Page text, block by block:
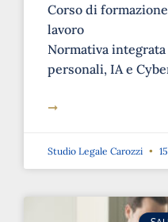
Corso di
lavoro
Normativa
personali, IA e
➞
Studio Legale Carozzi